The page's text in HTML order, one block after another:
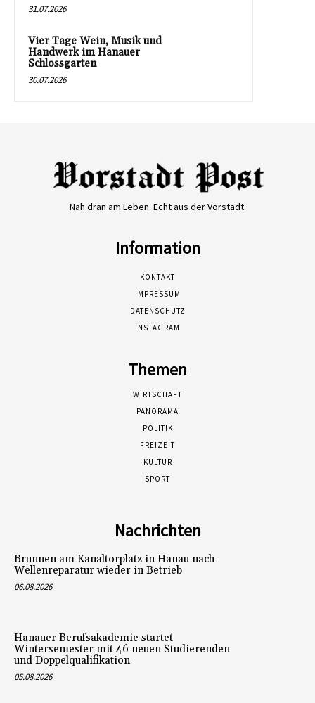
31.07.2026
Vier Tage Wein, Musik und
Handwerk im Hanauer
Schlossgarten
30.07.2026
Nah dran am Leben. Echt aus der Vorstadt.
Information
KONTAKT
IMPRESSUM
DATENSCHUTZ
INSTAGRAM
Themen
WIRTSCHAFT
PANORAMA
POLITIK
FREIZEIT
KULTUR
SPORT
Nachrichten
Brunnen am Kanaltorplatz in Hanau nach
Wellenreparatur wieder in Betrieb
06.08.2026
Hanauer Berufsakademie startet
Wintersemester mit 46 neuen Studierenden
und Doppelqualifikation
05.08.2026